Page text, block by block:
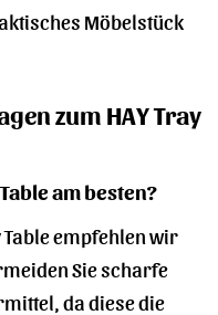
Möbelstück
zum HAY Tray
am besten?
Table empfehlen wir
Sie scharfe
da diese die